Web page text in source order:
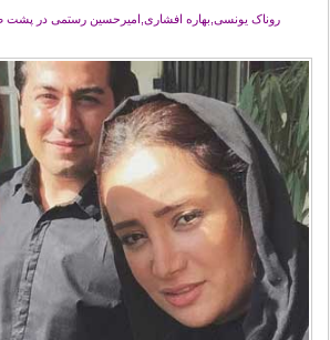
روناک یونسی,بهاره افشاری,امیرحسین رستمی در پشت